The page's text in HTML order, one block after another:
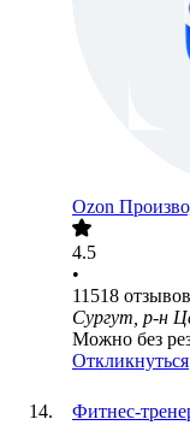
Ozon
4.5
•
11518 отзывов
Сургут, р-н
Можно без
Откликнуться
Фитнес-